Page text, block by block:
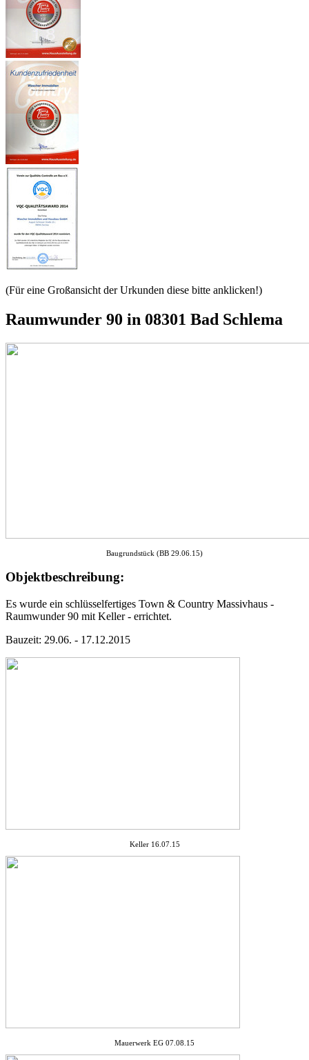
(Für eine Großansicht der Urkunden diese bitte anklicken!)
Raumwunder 90 in 08301 Bad Schlema
Baugrundstück (BB 29.06.15)
Objektbeschreibung:
Es wurde ein schlüsselfertiges Town & Country Massivhaus -
Raumwunder 90 mit Keller - errichtet.
Bauzeit: 29.06. - 17.12.2015
Keller 16.07.15
Mauerwerk EG 07.08.15